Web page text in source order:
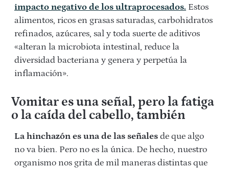
impacto negativo de los ultraprocesados. Estos
alimentos, ricos en grasas saturadas, carbohidratos
refinados, azúcares, sal y toda suerte de aditivos
«alteran la microbiota intestinal, reduce la
diversidad bacteriana y genera y perpetúa la
inflamación».
Vomitar es una señal, pero la fatiga
o la caída del cabello, también
La hinchazón es una de las señales de que algo
no va bien. Pero no es la única. De hecho, nuestro
organismo nos grita de mil maneras distintas que